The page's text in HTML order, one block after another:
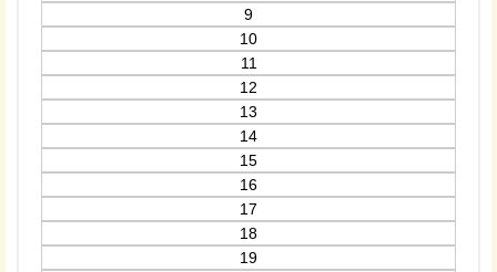
9
10
11
12
13
14
15
16
17
18
19